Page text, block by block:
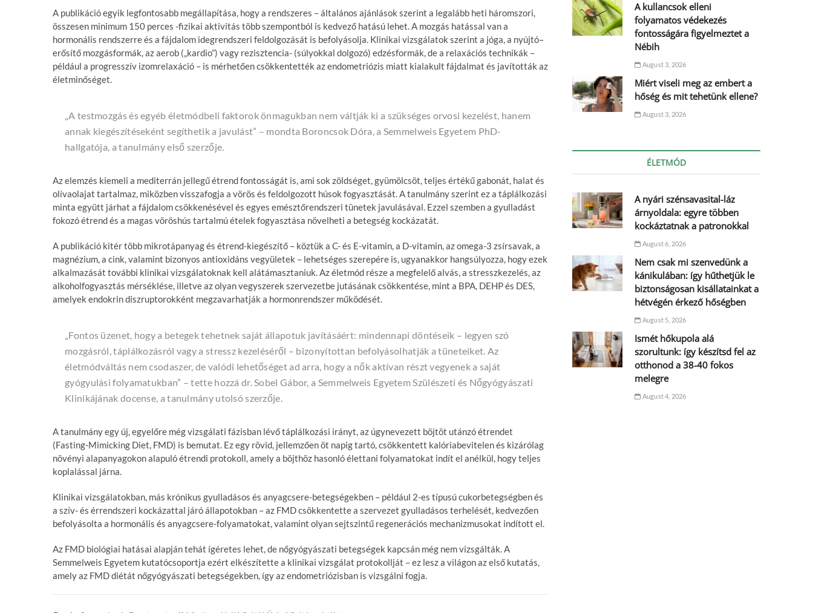
A publikáció egyik legfontosabb megállapítása, hogy a rendszeres – általános ajánlások szerint a legalább heti háromszori,
összesen minimum 150 perces -fizikai aktivitás több szempontból is kedvező hatású lehet. A mozgás hatással van a
hormonális rendszerre és a fájdalom idegrendszeri feldolgozását is befolyásolja. Klinikai vizsgálatok szerint a jóga, a nyújtó–
erősítő mozgásformák, az aerob („kardio”) vagy rezisztencia- (súlyokkal dolgozó) edzésformák, de a relaxációs technikák –
például a progresszív izomrelaxáció – is mérhetően csökkentették az endometriózis miatt kialakult fájdalmat és javították az
életminőséget.
„A testmozgás és egyéb életmódbeli faktorok önmagukban nem váltják ki a szükséges orvosi kezelést, hanem
annak kiegészítéseként segíthetik a javulást” – mondta Boroncsok Dóra, a Semmelweis Egyetem PhD-
hallgatója, a tanulmány első szerzője.
Az elemzés kiemeli a mediterrán jellegű étrend fontosságát is, ami sok zöldséget, gyümölcsöt, teljes értékű gabonát, halat és
olívaolajat tartalmaz, miközben visszafogja a vörös és feldolgozott húsok fogyasztását. A tanulmány szerint ez a táplálkozási
minta együtt járhat a fájdalom csökkenésével és egyes emésztőrendszeri tünetek javulásával. Ezzel szemben a gyulladást
fokozó étrend és a magas vöröshús tartalmú ételek fogyasztása növelheti a betegség kockázatát.
A publikáció kitér több mikrotápanyag és étrend-kiegészítő – köztük a C- és E-vitamin, a D-vitamin, az omega-3 zsírsavak, a
magnézium, a cink, valamint bizonyos antioxidáns vegyületek – lehetséges szerepére is, ugyanakkor hangsúlyozza, hogy ezek
alkalmazását további klinikai vizsgálatoknak kell alátámasztaniuk. Az életmód része a megfelelő alvás, a stresszkezelés, az
alkoholfogyasztás mérséklése, illetve az olyan vegyszerek szervezetbe jutásának csökkentése, mint a BPA, DEHP és DES,
amelyek endokrin diszruptorokként megzavarhatják a hormonrendszer működését.
„Fontos üzenet, hogy a betegek tehetnek saját állapotuk javításáért: mindennapi döntéseik – legyen szó
mozgásról, táplálkozásról vagy a stressz kezeléséről – bizonyítottan befolyásolhatják a tüneteiket. Az
életmódváltás nem csodaszer, de valódi lehetőséget ad arra, hogy a nők aktívan részt vegyenek a saját
gyógyulási folyamatukban” – tette hozzá dr. Sobel Gábor, a Semmelweis Egyetem Szülészeti és Nőgyógyászati
Klinikájának docense, a tanulmány utolsó szerzője.
A tanulmány egy új, egyelőre még vizsgálati fázisban lévő táplálkozási irányt, az úgynevezett böjtöt utánzó étrendet
(Fasting-Mimicking Diet, FMD) is bemutat. Ez egy rövid, jellemzően öt napig tartó, csökkentett kalóriabevitelen és kizárólag
növényi alapanyagokon alapuló étrendi protokoll, amely a böjthöz hasonló élettani folyamatokat indít el anélkül, hogy teljes
koplalással járna.
Klinikai vizsgálatokban, más krónikus gyulladásos és anyagcsere-betegségekben – például 2-es típusú cukorbetegségben és
a szív- és érrendszeri kockázattal járó állapotokban – az FMD csökkentette a szervezet gyulladásos terhelését, kedvezően
befolyásolta a hormonális és anyagcsere-folyamatokat, valamint olyan sejtszintű regenerációs mechanizmusokat indított el.
Az FMD biológiai hatásai alapján tehát ígéretes lehet, de nőgyógyászati betegségek kapcsán még nem vizsgálták. A
Semmelweis Egyetem kutatócsoportja ezért elkészítette a klinikai vizsgálat protokollját – ez lesz a világon az első kutatás,
amely az FMD diétát nőgyógyászati betegségekben, így az endometriózisban is vizsgálni fogja.
A kullancsok elleni
folyamatos védekezés
fontosságára figyelmeztet a
Nébih
August 3, 2026
Miért viseli meg az embert a
hőség és mit tehetünk ellene?
August 3, 2026
ÉLETMÓD
A nyári szénsavasital-láz
árnyoldala: egyre többen
kockáztatnak a patronokkal
August 6, 2026
Nem csak mi szenvedünk a
kánikulában: így hűthetjük le
biztonságosan kisállatainkat a
hétvégén érkező hőségben
August 5, 2026
Ismét hőkupola alá
szorultunk: így készítsd fel az
otthonod a 38-40 fokos
melegre
August 4, 2026